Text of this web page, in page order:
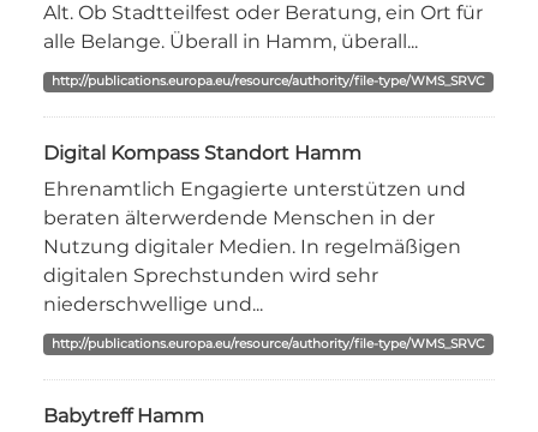
Alt. Ob Stadtteilfest oder Beratung, ein Ort für
alle Belange. Überall in Hamm, überall...
http://publications.europa.eu/resource/authority/file-type/WMS_SRVC
Digital Kompass Standort Hamm
Ehrenamtlich Engagierte unterstützen und
beraten älterwerdende Menschen in der
Nutzung digitaler Medien. In regelmäßigen
digitalen Sprechstunden wird sehr
niederschwellige und...
http://publications.europa.eu/resource/authority/file-type/WMS_SRVC
Babytreff Hamm